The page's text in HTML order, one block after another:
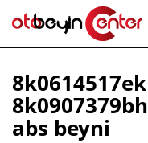
abs beyni